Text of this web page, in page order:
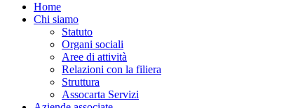
Home
Chi siamo
Statuto
Organi sociali
Aree di attività
Relazioni con la filiera
Struttura
Assocarta Servizi